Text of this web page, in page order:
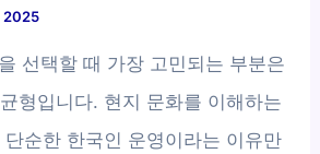
2025
선택할 때 가장 고민되는 부분은
형입니다. 현지 문화를 이해하는
순한 한국인 운영이라는 이유만